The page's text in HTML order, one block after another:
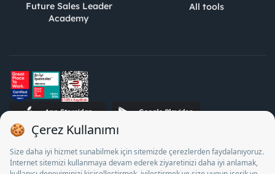
Future Sales Leader
Academy
All tools
STJ Human Resources Informatics and Consultancy Inc. as a